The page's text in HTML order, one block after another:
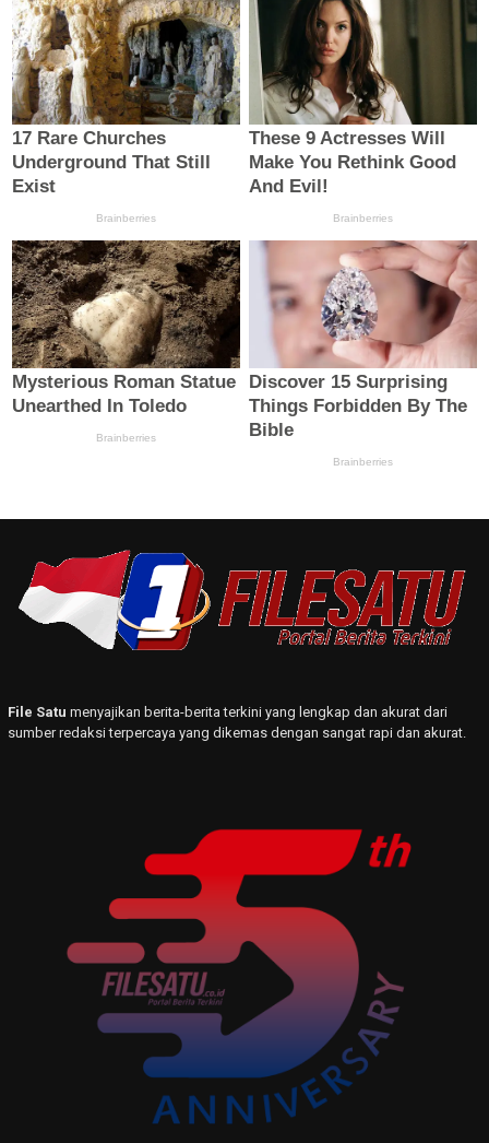
File Satu menyajikan berita-berita terkini yang lengkap dan akurat dari
sumber redaksi terpercaya yang dikemas dengan sangat rapi dan akurat.